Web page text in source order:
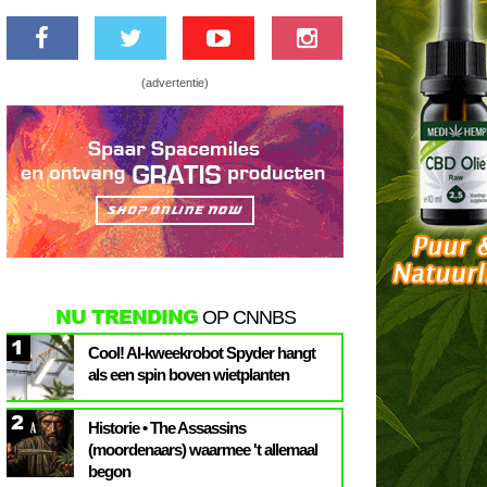
(advertentie)
NU TRENDINGOP CNNBS
1
Cool! AI-kweekrobot Spyder hangt
als een spin boven wietplanten
2
Historie • The Assassins
(moordenaars) waarmee 't allemaal
begon